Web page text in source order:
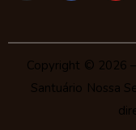
Copyright © 2026
Santuário Nossa